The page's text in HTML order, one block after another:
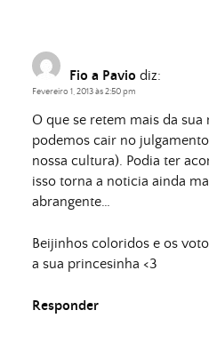
Fio a Pavio diz:
Fevereiro 1, 2013 às 2:50 pm
O que se retem mais da
podemos cair no
nossa cultura). Podia ter
isso torna a noticia ainda
abrangente…
Beijinhos coloridos e os
a sua princesinha <3
Responder